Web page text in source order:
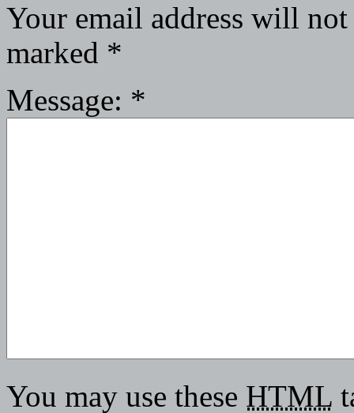
Your email address will
marked *
Message: *
You may use these HTML